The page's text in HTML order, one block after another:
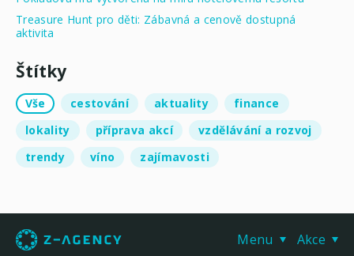
Treasure Hunt pro děti: Zábavná a cenově dostupná
aktivita
Štítky
Vše cestování aktuality
finance
lokality
příprava akcí
vzdělávání a rozvoj
trendy
víno zajímavosti
Menu Akce